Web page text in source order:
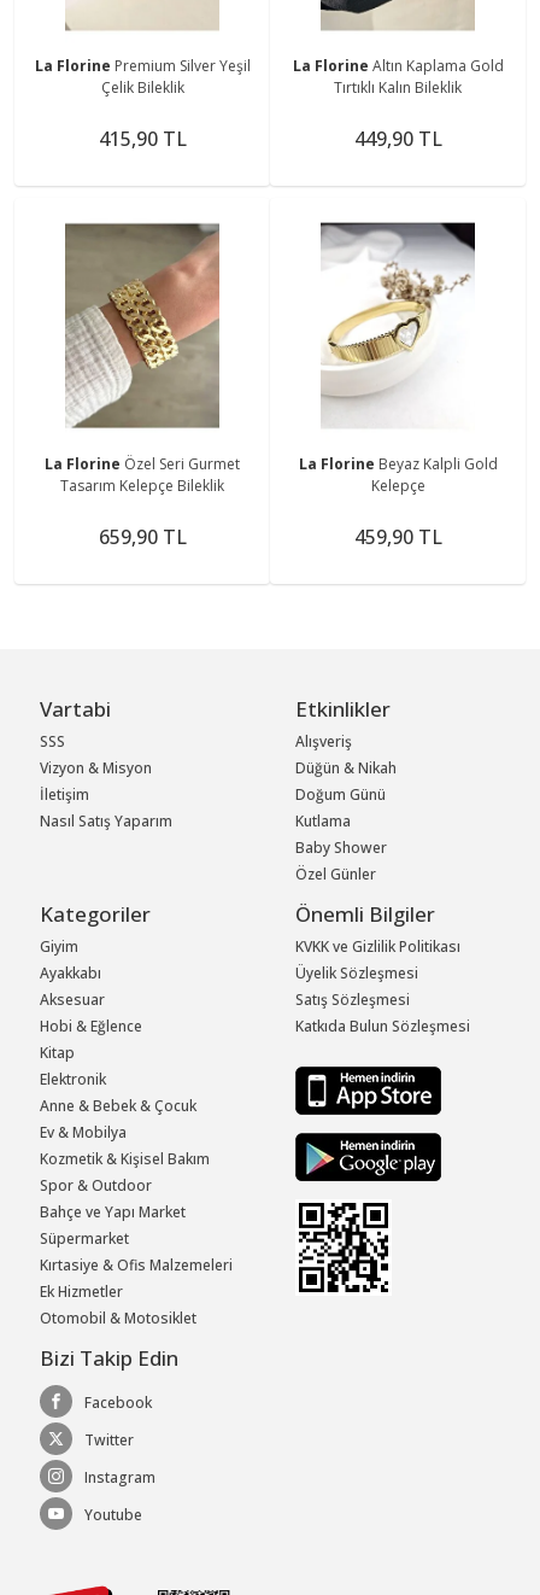
La Florine Premium Silver Yeşil
Çelik Bileklik
415,90 TL
La Florine Altın Kaplama Gold
Tırtıklı Kalın Bileklik
449,90 TL
La Florine Özel Seri Gurmet
Tasarım Kelepçe Bileklik
659,90 TL
La Florine Beyaz Kalpli Gold
Kelepçe
459,90 TL
Vartabi
SSS
Vizyon & Misyon
İletişim
Nasıl Satış Yaparım
Etkinlikler
Alışveriş
Düğün & Nikah
Doğum Günü
Kutlama
Baby Shower
Özel Günler
Kategoriler
Giyim
Ayakkabı
Aksesuar
Hobi & Eğlence
Kitap
Elektronik
Anne & Bebek & Çocuk
Ev & Mobilya
Kozmetik & Kişisel Bakım
Spor & Outdoor
Bahçe ve Yapı Market
Süpermarket
Kırtasiye & Ofis Malzemeleri
Ek Hizmetler
Otomobil & Motosiklet
Önemli Bilgiler
KVKK ve Gizlilik Politikası
Üyelik Sözleşmesi
Satış Sözleşmesi
Katkıda Bulun Sözleşmesi
Bizi Takip Edin
Facebook
Twitter
Instagram
Youtube